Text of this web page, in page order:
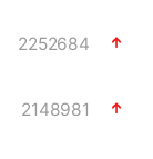
2252684
2148981